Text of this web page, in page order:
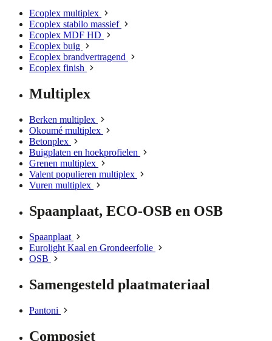
Ecoplex multiplex
Ecoplex stabilo massief
Ecoplex MDF HD
Ecoplex buig
Ecoplex brandvertragend
Ecoplex finish
Multiplex
Berken multiplex
Okoumé multiplex
Betonplex
Buigplaten en hoekprofielen
Grenen multiplex
Valent populieren multiplex
Vuren multiplex
Spaanplaat, ECO-OSB en OSB
Spaanplaat
Eurolight Kaal en Grondeerfolie
OSB
Samengesteld plaatmateriaal
Pantoni
Composiet